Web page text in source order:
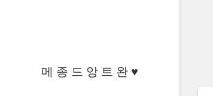
메 종 드 앙 트 완 ♥